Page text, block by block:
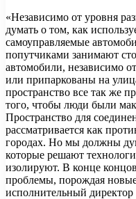
«Независимо от уровня
думать о том, как
самоуправляемые
попутчиками занимают
автомобили, независимо
или припаркованы на
пространство все так же
того, чтобы люди были
Пространство для
рассматривается как
городах. Но мы должны
которые решают
изолируют. В конце
проблемы, порождая
исполнительный директор